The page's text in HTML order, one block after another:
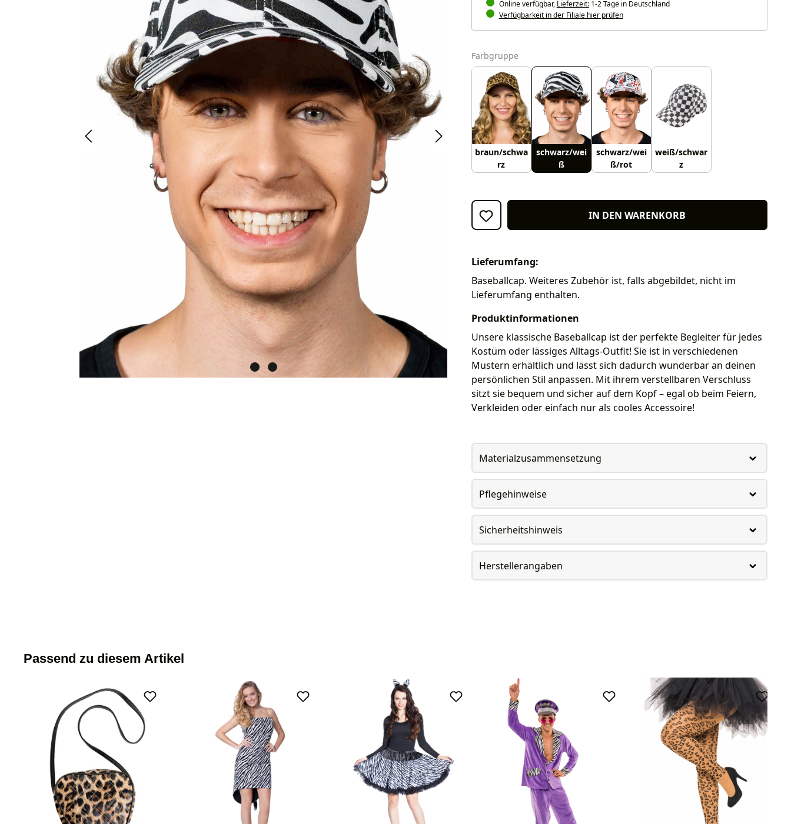
Online verfügbar, Lieferzeit:1-2 Tage in Deutschland
Verfügbarkeit in der Filiale hier prüfen
Farbgruppeauswählen
braun/schwa
rz
schwarz/wei
ß
schwarz/wei
ß/rot
weiß/schwar
z
IN DEN WARENKORB
Lieferumfang:
Baseballcap. Weiteres Zubehör ist, falls abgebildet, nicht im
Lieferumfang enthalten.
Produktinformationen
Unsere klassische Baseballcap ist der perfekte Begleiter für jedes
Kostüm oder lässiges Alltags-Outfit! Sie ist in verschiedenen
Mustern erhältlich und lässt sich dadurch wunderbar an deinen
persönlichen Stil anpassen. Mit ihrem verstellbaren Verschluss
sitzt sie bequem und sicher auf dem Kopf – egal ob beim Feiern,
Verkleiden oder einfach nur als cooles Accessoire!
Materialzusammensetzung
Pflegehinweise
Sicherheitshinweis
Herstellerangaben
Passend zu diesem Artikel